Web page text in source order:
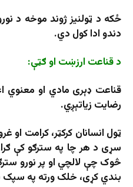
ځکه د ټولنيز ژوند موخه د
دندو ادا کول دي.
د قناعت ارزښت او ګټې:
قناعت ډېری مادي او معنوي
رضایت زیاتېږي.
ټول انسانان کرکټر، کرامت او
سړی د هر چا په سترګو کې
څوک چې لالچي او پر نورو
بندي کړی، خلک ورته په سپک